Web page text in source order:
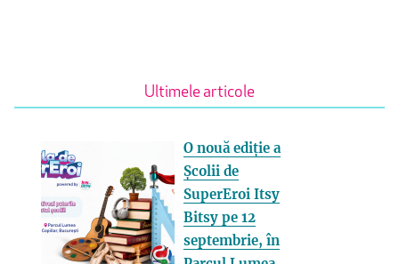
Ultimele articole
O nouă ediție a
Școlii de
SuperEroi Itsy
Bitsy pe 12
septembrie, în